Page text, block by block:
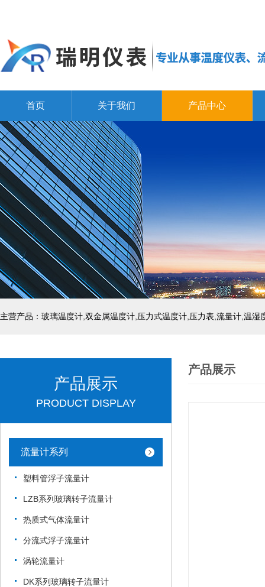
首页 关于我们 产品中心
产品展示
PRODUCT DISPLAY
流量计系列
塑料管浮子流量计
LZB系列玻璃转子流量计
热质式气体流量计
分流式浮子流量计
涡轮流量计
DK系列玻璃转子流量计
产品展示